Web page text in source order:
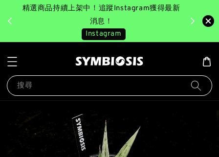
精選商品持續上架中！追蹤Instagram獲得最新
消息！
Instagram
搜尋